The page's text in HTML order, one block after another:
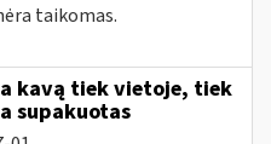
taikomas.
kavą tiek vietoje, tiek
supakuotas